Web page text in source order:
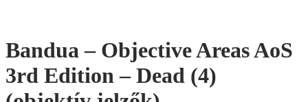
Bandua – Objective Areas AoS
3rd Edition – Dead (4)